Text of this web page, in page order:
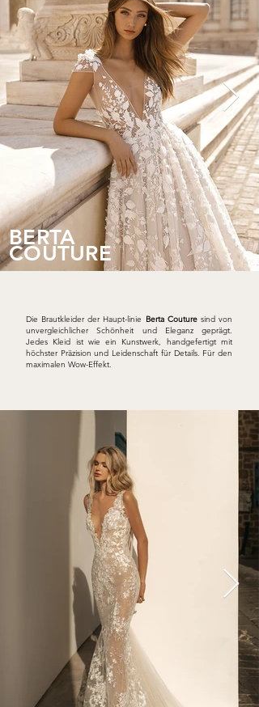
BERTA
COUTURE
Die Brautkleider der Haupt-linie Berta Couturesind von
unvergleichlicher Schönheit und Eleganz geprägt.
Jedes Kleid ist wie ein Kunstwerk, handgefertigt mit
höchster Präzision und Leidenschaft für Details. Für den
maximalen Wow-Effekt.